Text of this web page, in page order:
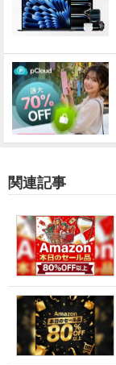
関連記事